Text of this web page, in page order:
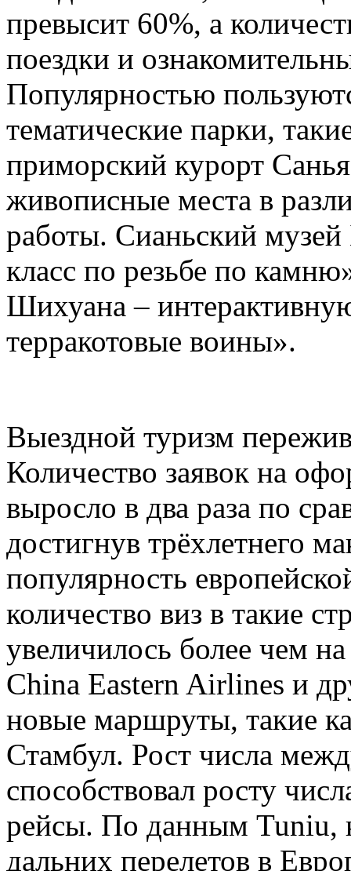
превысит 60%, а
поездки и
Популярностью
тематические парки,
приморский курорт
живописные места в
работы. Сианьский
класс по резьбе по
Шихуана –
терракотовые воины».
Выездной туризм
Количество заявок на
выросло в два раза по
достигнув трёхлетнего
популярность
количество виз в такие
увеличилось более чем
China Eastern Airlines и
новые маршруты, такие
Стамбул. Рост числа
способствовал росту
рейсы. По данным Tuniu,
дальних перелетов в